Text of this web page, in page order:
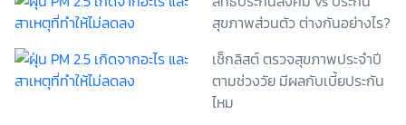
ในกรณีมีข้อจำกัดสิทธิตามกฎหมายหรือยังมีสัญญา
กรณีที่ข้าพเจ้าประสงค์จะไม่ให้ความยินยอม ข้าพเจ้าเข้าใจ
และยอมรับว่า การไม่ให้ความยินยอมจะมีผลทำให้ข้าพเจ้า
(เช่น ข้าพเจ้าอาจได้รับความสะดวกในการใช้บริการน้อย
สุขภาพส่วนตัว ต่างกันอย่างไร?
เช็กลิสต์ ตรวจสุขภาพประจำปี
ตามช่วงวัย มีผลกับเบี้ยประกัน
ไหม